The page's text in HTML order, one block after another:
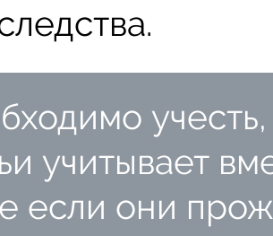
учитывает
если они